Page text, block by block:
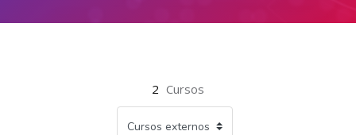
2 Cursos